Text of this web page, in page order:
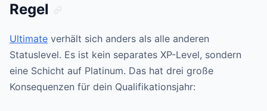
Regel
Ultimate verhält sich anders als alle anderen
Statuslevel. Es ist kein separates XP-Level, sondern
eine Schicht auf Platinum. Das hat drei große
Konsequenzen für dein Qualifikationsjahr: